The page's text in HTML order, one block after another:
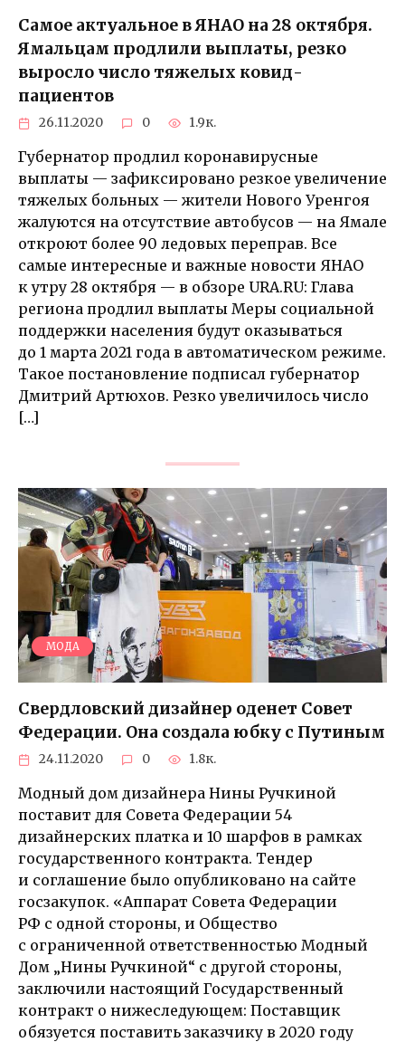
Самое актуальное в ЯНАО на 28 октября.
Ямальцам продлили выплаты, резко
выросло число тяжелых ковид-
пациентов
26.11.2020 0 1.9к.
Губернатор продлил коронавирусные
выплаты — зафиксировано резкое увеличение
тяжелых больных — жители Нового Уренгоя
жалуются на отсутствие автобусов — на Ямале
откроют более 90 ледовых переправ. Все
самые интересные и важные новости ЯНАО
к утру 28 октября — в обзоре URA.RU: Глава
региона продлил выплаты Меры социальной
поддержки населения будут оказываться
до 1 марта 2021 года в автоматическом режиме.
Такое постановление подписал губернатор
Дмитрий Артюхов. Резко увеличилось число
[…]
МОДА
Свердловский дизайнер оденет Совет
Федерации. Она создала юбку с Путиным
24.11.2020 0 1.8к.
Модный дом дизайнера Нины Ручкиной
поставит для Совета Федерации 54
дизайнерских платка и 10 шарфов в рамках
государственного контракта. Тендер
и соглашение было опубликовано на сайте
госзакупок. «Аппарат Совета Федерации
РФ с одной стороны, и Общество
с ограниченной ответственностью Модный
Дом „Нины Ручкиной“ с другой стороны,
заключили настоящий Государственный
контракт о нижеследующем: Поставщик
обязуется поставить заказчику в 2020 году